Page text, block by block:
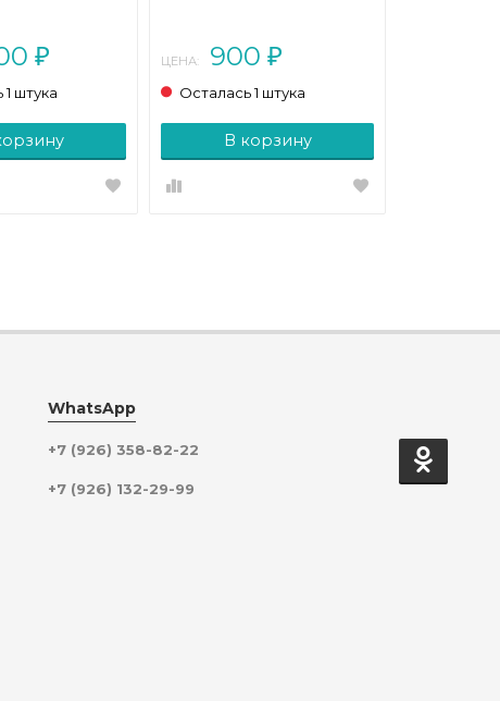
₽
штука
ЦЕНА: 900 ₽
Осталась 1 штука
В корзину
WhatsApp
+7 (926) 358-82-22
+7 (926) 132-29-99